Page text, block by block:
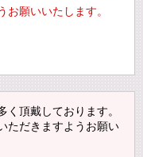
願いいたします。
頂戴しております。
ただきますようお願い